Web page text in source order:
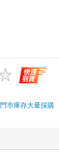
門市庫存大量採購